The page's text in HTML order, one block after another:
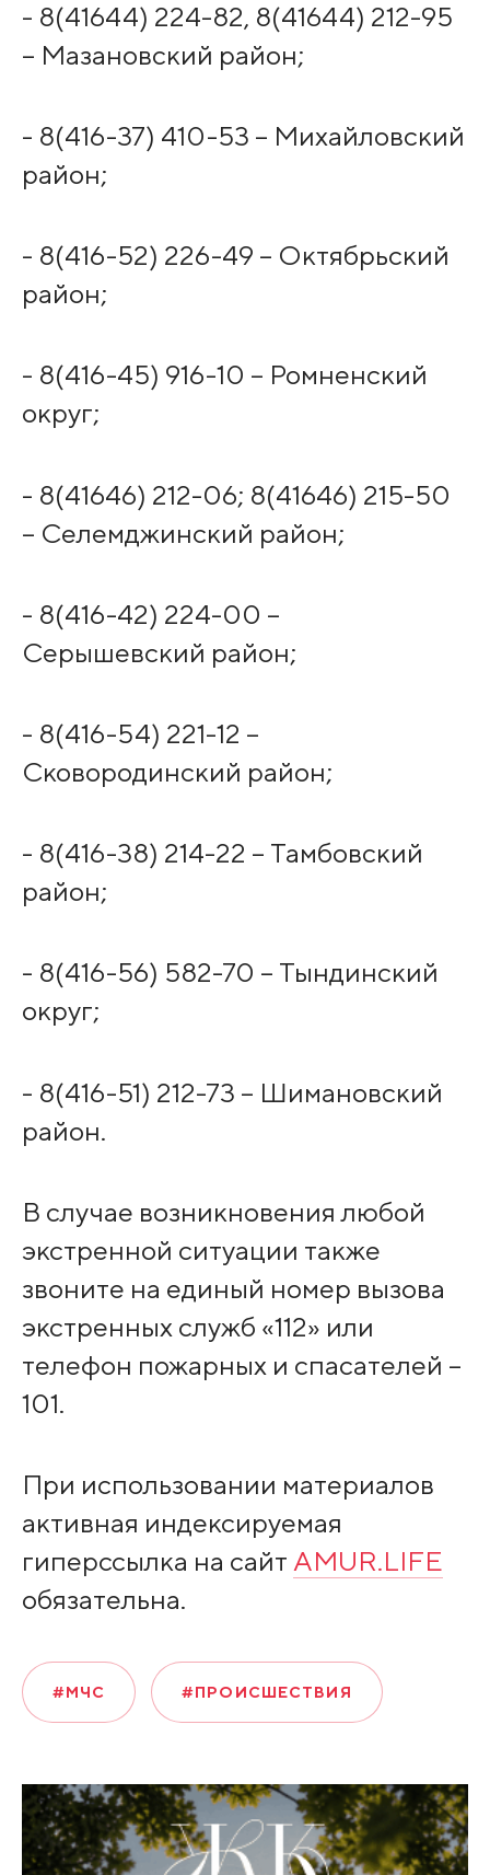
- 8(41644) 224-82, 8(41644) 212-95
– Мазановский район;
- 8(416-37) 410-53 – Михайловский
район;
- 8(416-52) 226-49 – Октябрьский
район;
- 8(416-45) 916-10 – Ромненский
округ;
- 8(41646) 212-06; 8(41646) 215-50
– Селемджинский район;
- 8(416-42) 224-00 –
Серышевский район;
- 8(416-54) 221-12 –
Сковородинский район;
- 8(416-38) 214-22 – Тамбовский
район;
- 8(416-56) 582-70 – Тындинский
округ;
- 8(416-51) 212-73 – Шимановский
район.
В случае возникновения любой
экстренной ситуации также
звоните на единый номер вызова
экстренных служб «112» или
телефон пожарных и спасателей –
101.
При использовании материалов
активная индексируемая
гиперссылка на сайт AMUR.LIFE
обязательна.
#МЧС #ПРОИСШЕСТВИЯ